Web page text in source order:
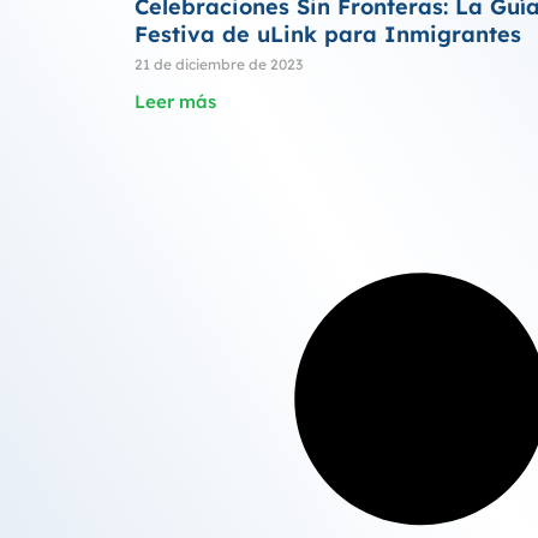
Celebraciones Sin Fronteras: La
Festiva de uLink para Inmigrantes
21 de diciembre de 2023
Leer más